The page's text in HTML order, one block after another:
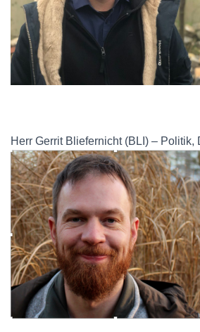
Herr Gerrit Bliefernicht (BLI) – Politik,